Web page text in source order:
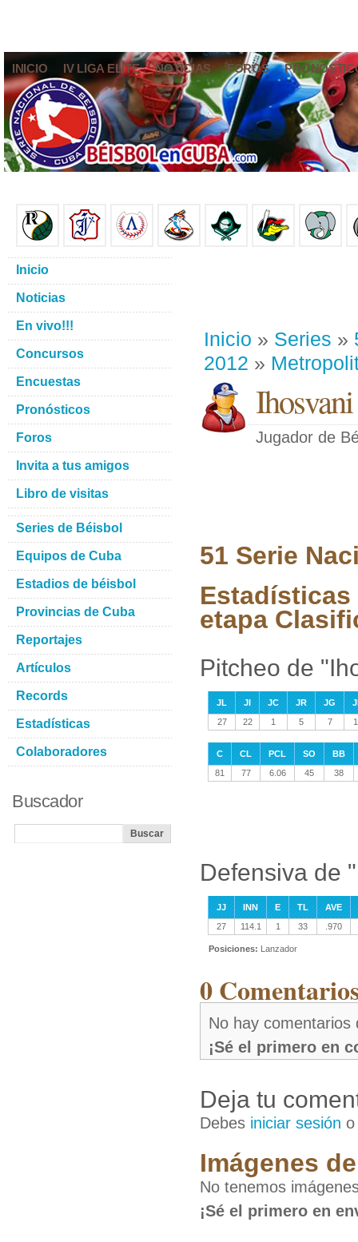
INICIO IV LIGA ELITE NOTICIAS FOROS
Inicio » Series »
2012 »
Jugador de
51 Serie
Estadísticas
etapa
Pitcheo de
JL JI JC JR JG
27
22 1 5 7
C CL PCL SO
BB
81
77 6.06 45 38
Defensiva de
JJ INN E TL
AVE
27
114.1 1 33 .970
Posiciones: Lanzador
0
No hay comentarios
¡Sé el primero en
Deja tu
Debes iniciar sesión
Imágenes
No tenemos
¡Sé el primero en
Inicio
Noticias
En vivo!!!
Concursos
Encuestas
Pronósticos
Foros
Invita a tus amigos
Libro de visitas
Series de Béisbol
Equipos de Cuba
Estadios de béisbol
Provincias de Cuba
Reportajes
Artículos
Records
Estadísticas
Colaboradores
Buscador